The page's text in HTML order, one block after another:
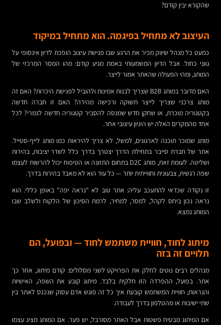
שהקורא יבין קודם?
העיצוב לא מתחיל בפיגמה. הוא מתחיל במיקוד
כמעט כל מנהל שיווק מכיר את הרגע שבו פגישת עיצוב הופכת לדיון אינסופי על
גווני כחול. אבל הדיון המשמעותי באמת מגיע קודם: מהו המסר המרכזי של
המותג, ומהי הפעולה שהאתר אמור לייצר.
האם מדובר במותג B2B שצריך לבנות אמינות ולהוביל לפגישת היכרות? האם זה
מותג צרכני שצריך לייצר תשוקה ורכישה מהירה? האם זו חברה חדשה
בקטגוריה מוכרת, או שחקן חדש שמנסה להסביר קטגוריה חדשה לגמרי? לכל
אחד מהמקרים האלה יש היגיון עיצובי אחר.
מותג שמוכר תוכנה לארגונים, למשל, לא צריך להיראות כמו מותג לייף-סטייל.
אתר של חברת סייבר בתחילת הדרך יצטרך בדרך כלל לשדר יציבות, בהירות
ושליטה. לעומת זאת, מותג D2C בתחום התזונה או הטיפוח יכול להרשות לעצמו
שפה רגשית, צבעונית וחווייתית יותר — כל עוד הוא לא מאבד בהירות בדרך.
זו נקודה שכדאי להתעכב עליה: אתר טוב לא "נראה יפה" באופן כללי. הוא
נראה נכון ביחס לקהל, למסר, למחיר, לרמת הסיכון של הלקוח ולשלב שבו
המותג נמצא.
מיתוג לחוד, חוויית משתמש לחוד — ובפועל, הם
תלויים זה בזה
מנהלים רבים נוטים לחלק את הפרויקט לשני מסלולים: קודם מיתוג, אחר כך
אתר. בפועל, ההפרדה הזו חלקית בלבד. מיתוג קובע את השפה, האישיות
והנראות; חוויית המשתמש קובעת איך כל זה פוגש אדם עסוק שנכנס לאתר בין
שתי ישיבות או מהטלפון בדרך לעבודה.
אם המיתוג מבטיח פשטות אבל האתר מסורבל, יש פער. אם המותג מציג עצמו